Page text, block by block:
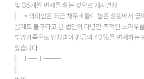
및 36개월 변제를 하는 것으로 개시결정
* 의뢰인은 최근 채무비율이 높은 상황에서 급
음에도 불구하고 본 법인의 다년간 축적된 노하우
부양가족으로 인정받아 원금의 40%를 변제하는
았습니다.
| --- | ------ |